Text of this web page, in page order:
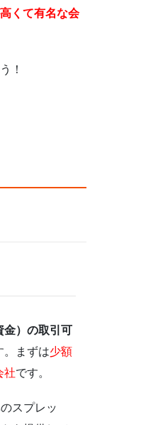
くて有名な会
！
金）の取引可
。まずは少額
社です。
スプレッ